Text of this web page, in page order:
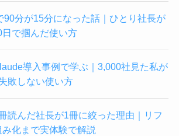
90分が15分になった話｜ひとり社長が
で掴んだ使い方
導入事例で学ぶ｜3,000社見た私が
敗しない使い方
読んだ社長が1冊に絞った理由｜リフ
化まで実体験で解説